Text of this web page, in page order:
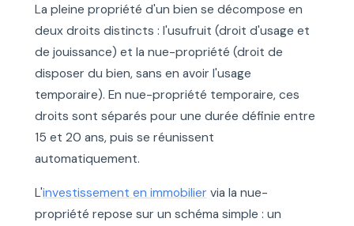
La pleine propriété d'un bien se décompose en
deux droits distincts : l'usufruit (droit d'usage et
de jouissance) et la nue-propriété (droit de
disposer du bien, sans en avoir l'usage
temporaire). En nue-propriété temporaire, ces
droits sont séparés pour une durée définie entre
15 et 20 ans, puis se réunissent
automatiquement.
L'investissement en immobilier via la nue-
propriété repose sur un schéma simple : un